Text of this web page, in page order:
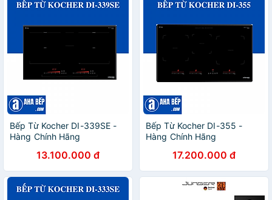
Bếp Từ Kocher DI-339SE -
Hàng Chính Hãng
13.100.000 đ
Bếp Từ Kocher DI-355 -
Hàng Chính Hãng
17.200.000 đ